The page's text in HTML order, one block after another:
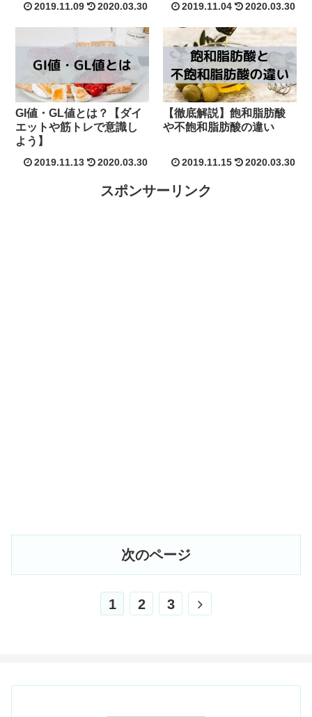
2019.11.09 2020.03.30 2019.11.04 2020.03.30
GI値・GL値とは？【ダイ
エットや筋トレで意識し
よう】
2019.11.13 2020.03.30
【徹底解説】飽和脂肪酸
や不飽和脂肪酸の違い
2019.11.15 2020.03.30
スポンサーリンク
次のページ
1 2 3
次